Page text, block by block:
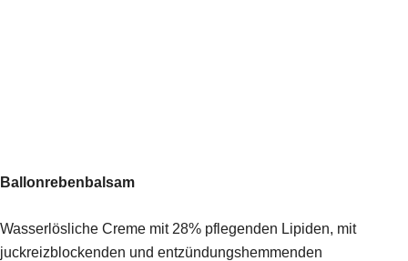
Ballonrebenbalsam
Wasserlösliche Creme mit 28% pflegenden Lipiden, mit
juckreizblockenden und entzündungshemmenden